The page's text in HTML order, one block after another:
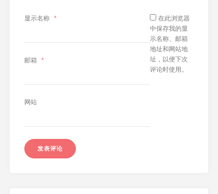
显示名称 *
邮箱 *
网站
在此浏览器
中保存我的显
示名称、邮箱
地址和网站地
址，以便下次
评论时使用。